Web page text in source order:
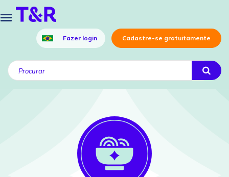
Fazer login Cadastre-se gratuitamente